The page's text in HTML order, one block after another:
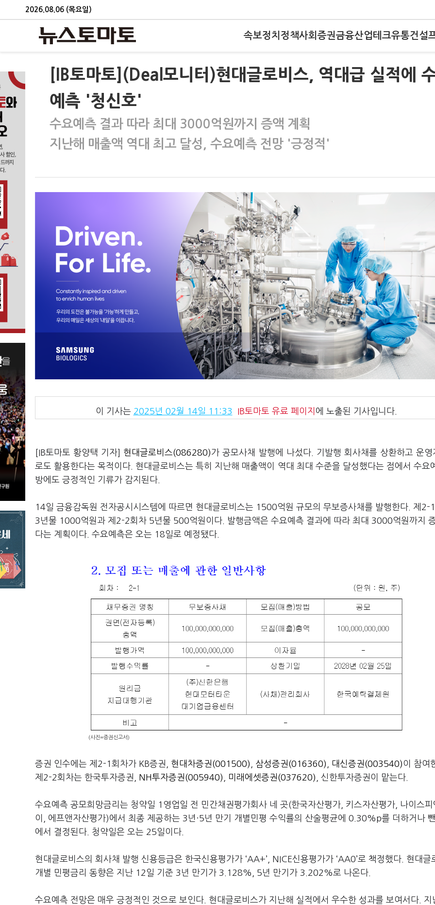
2026.08.06 (목요일)
속보정치 정책사회 증권금융산업테크유통건설
[IB토마토](Deal모니터)현대글로비스, 역대급 실적에
예측 '청신호'
수요예측 결과 따라 최대 3000억원까지 증액 계획
지난해 매출액 역대 최고 달성, 수요예측 전망 '긍정적'
이 기사는 2025년 02월 14일 11:33 IB토마토 유료 페이지 에 노출된 기사입니다.
[IB토마토 황양택 기자] 현대글로비스(086280)가 공모사채 발행에 나섰다. 기발행 회사채를 상환하고 운영
로도 활용한다는 목적이다. 현대글로비스는 특히 지난해 매출액이 역대 최대 수준을 달성했다는 점에서 수요
방에도 긍정적인 기류가 감지된다.
14일 금융감독원 전자공시시스템에 따르면 현대글로비스는 1500억원 규모의 무보증사채를 발행한다. 제2-
3년물 1000억원과 제2-2회차 5년물 500억원이다. 발행금액은 수요예측 결과에 따라 최대 3000억원까지
다는 계획이다. 수요예측은 오는 18일로 예정됐다.
(사진=증권신고서)
증권 인수에는 제2-1회차가 KB증권, 현대차증권(001500) 삼성증권(016360) 대신증권(003540)이 참여
제2-2회차는 한국투자증권,
NH투자증권(005940) 미래에셋증권(037620) , 신한투자증권이 맡는다.
수요예측 공모희망금리는 청약일 1영업일 전 민간채권평가회사 네 곳(한국자산평가, 키스자산평가, 나이스피
이, 에프앤자산평가)에서 최종 제공하는 3년·5년 만기 개별민평 수익률의 산술평균에 0.30%p를 더하거나
에서 결정된다. 청약일은 오는 25일이다.
현대글로비스의 회사채 발행 신용등급은 한국신용평가가 ‘AA+’, NICE신용평가가 ‘AA0’로 책정했다. 현대글
개별 민평금리 동향은 지난 12일 기준 3년 만기가 3.128%, 5년 만기가 3.202%로 나온다.
수요예측 전망은 매우 긍정적인 것으로 보인다. 현대글로비스가 지난해 실적에서 우수한 성과를 보여서다. 지